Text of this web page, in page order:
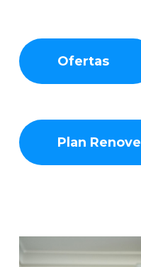
Ofertas
Plan Renove